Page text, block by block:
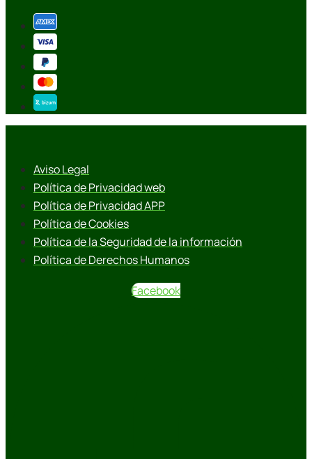
Aviso Legal
Política de Privacidad web
Política de Privacidad APP
Política de Cookies
Política de la Seguridad de la información
Política de Derechos Humanos
Facebook